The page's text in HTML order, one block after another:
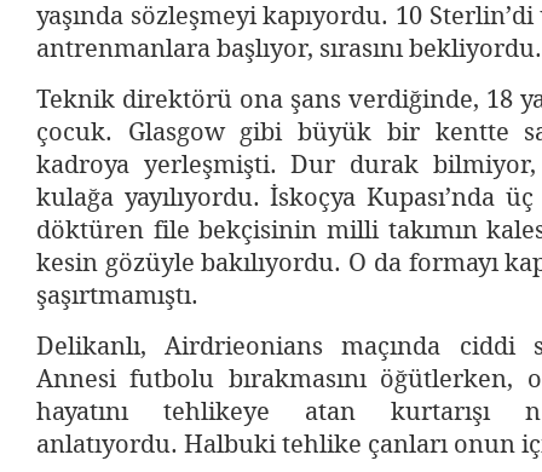
yaşında sözleşmeyi kapıyordu. 10
antrenmanlara başlıyor, sırasını bekliyordu.
Teknik direktörü ona şans verdiğinde, 18
çocuk. Glasgow gibi büyük bir kentte
kadroya yerleşmişti. Dur durak
kulağa yayılıyordu. İskoçya Kupası’nda
döktüren file bekçisinin milli takımın
kesin gözüyle bakılıyordu. O da formayı
şaşırtmamıştı.
Delikanlı, Airdrieonians maçında ciddi
Annesi futbolu bırakmasını öğütlerken,
hayatını tehlikeye atan kurtarışı
anlatıyordu. Halbuki tehlike çanları onun